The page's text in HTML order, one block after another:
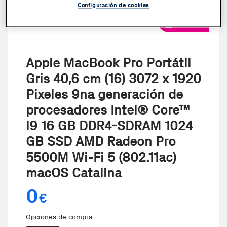
Apple MacBook Pro Portátil
Gris 40,6 cm (16) 3072 x 1920
Pixeles 9na generación de
procesadores Intel® Core™
i9 16 GB DDR4-SDRAM 1024
GB SSD AMD Radeon Pro
5500M Wi-Fi 5 (802.11ac)
macOS Catalina
0€
Opciones de compra:
Configuración de cookies